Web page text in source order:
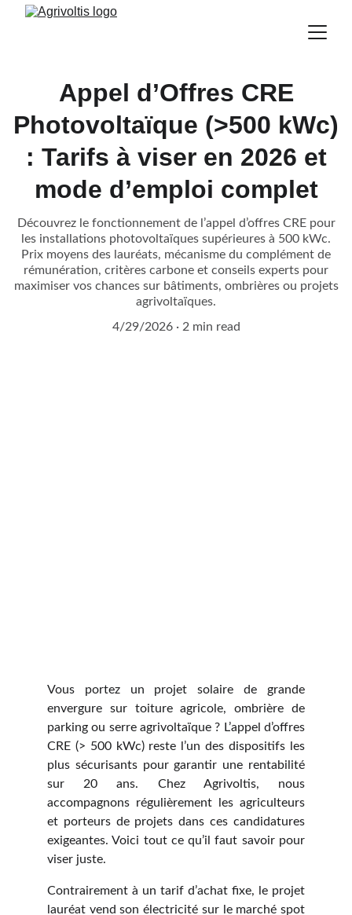
Appel d’Offres CRE
Photovoltaïque (>500 kWc)
: Tarifs à viser en 2026 et
mode d’emploi complet
Découvrez le fonctionnement de l’appel d’offres CRE pour
les installations photovoltaïques supérieures à 500 kWc.
Prix moyens des lauréats, mécanisme du complément de
rémunération, critères carbone et conseils experts pour
maximiser vos chances sur bâtiments, ombrières ou projets
agrivoltaïques.
4/29/2026
2 min read
Vous portez un projet solaire de grande
envergure sur toiture agricole, ombrière de
parking ou serre agrivoltaïque ? L’appel d’offres
CRE (> 500 kWc) reste l’un des dispositifs les
plus sécurisants pour garantir une rentabilité
sur 20 ans. Chez Agrivoltis, nous
accompagnons régulièrement les agriculteurs
et porteurs de projets dans ces candidatures
exigeantes. Voici tout ce qu’il faut savoir pour
viser juste.
Contrairement à un tarif d’achat fixe, le projet
lauréat vend son électricité sur le marché spot